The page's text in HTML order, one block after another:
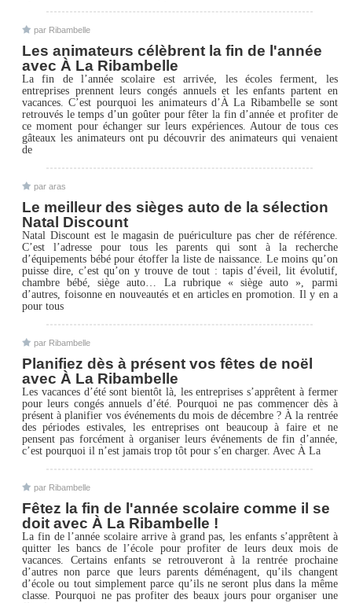
par Ribambelle
Les animateurs célèbrent la fin de l'année
avec À La Ribambelle
La fin de l’année scolaire est arrivée, les écoles ferment, les
entreprises prennent leurs congés annuels et les enfants partent en
vacances. C’est pourquoi les animateurs d’À La Ribambelle se sont
retrouvés le temps d’un goûter pour fêter la fin d’année et profiter de
ce moment pour échanger sur leurs expériences. Autour de tous ces
gâteaux les animateurs ont pu découvrir des animateurs qui venaient
de
par aras
Le meilleur des sièges auto de la sélection
Natal Discount
Natal Discount est le magasin de puériculture pas cher de référence.
C’est l’adresse pour tous les parents qui sont à la recherche
d’équipements bébé pour étoffer la liste de naissance. Le moins qu’on
puisse dire, c’est qu’on y trouve de tout : tapis d’éveil, lit évolutif,
chambre bébé, siège auto… La rubrique « siège auto », parmi
d’autres, foisonne en nouveautés et en articles en promotion. Il y en a
pour tous
par Ribambelle
Planifiez dès à présent vos fêtes de noël
avec À La Ribambelle
Les vacances d’été sont bientôt là, les entreprises s’apprêtent à fermer
pour leurs congés annuels d’été. Pourquoi ne pas commencer dès à
présent à planifier vos événements du mois de décembre ? À la rentrée
des périodes estivales, les entreprises ont beaucoup à faire et ne
pensent pas forcément à organiser leurs événements de fin d’année,
c’est pourquoi il n’est jamais trop tôt pour s’en charger. Avec À La
par Ribambelle
Fêtez la fin de l'année scolaire comme il se
doit avec À La Ribambelle !
La fin de l’année scolaire arrive à grand pas, les enfants s’apprêtent à
quitter les bancs de l’école pour profiter de leurs deux mois de
vacances. Certains enfants se retrouveront à la rentrée prochaine
d’autres non parce que leurs parents déménagent, qu’ils changent
d’école ou tout simplement parce qu’ils ne seront plus dans la même
classe. Pourquoi ne pas profiter des beaux jours pour organiser une